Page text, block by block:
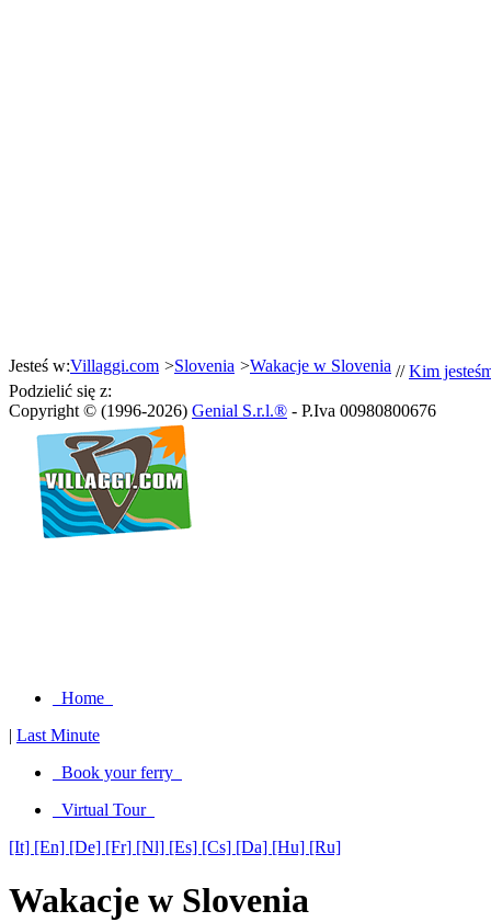
Jesteś w:Villaggi.com >Slovenia >Wakacje w Slovenia //Kim
Podzielić się z:
Copyright © (1996-2026) Genial S.r.l.® - P.Iva 00980800676
Home
| Last Minute
Book your ferry
Virtual Tour
[It] [En] [De] [Fr] [Nl] [Es] [Cs] [Da] [Hu] [Ru]
Wakacje w Slovenia